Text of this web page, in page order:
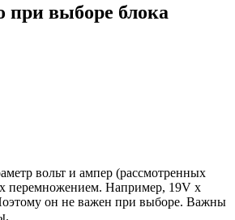
выборе блока
вольт и ампер (рассмотренных
перемножением. Например, 19V x
он не важен при выборе. Важны